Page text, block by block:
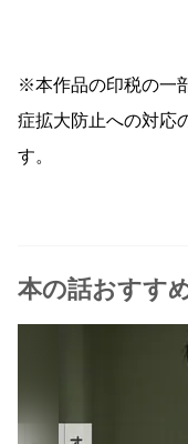
※本作品の印税の一
症拡大防止への対応
す。
本の話おすす